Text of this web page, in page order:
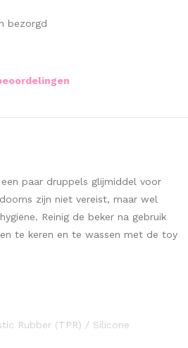
bezorgd
paar druppels glijmiddel voor
zijn niet vereist, maar wel
Reinig de beker na gebruik
te keren en te wassen met de toy
Rubber (TPR) / Silicone